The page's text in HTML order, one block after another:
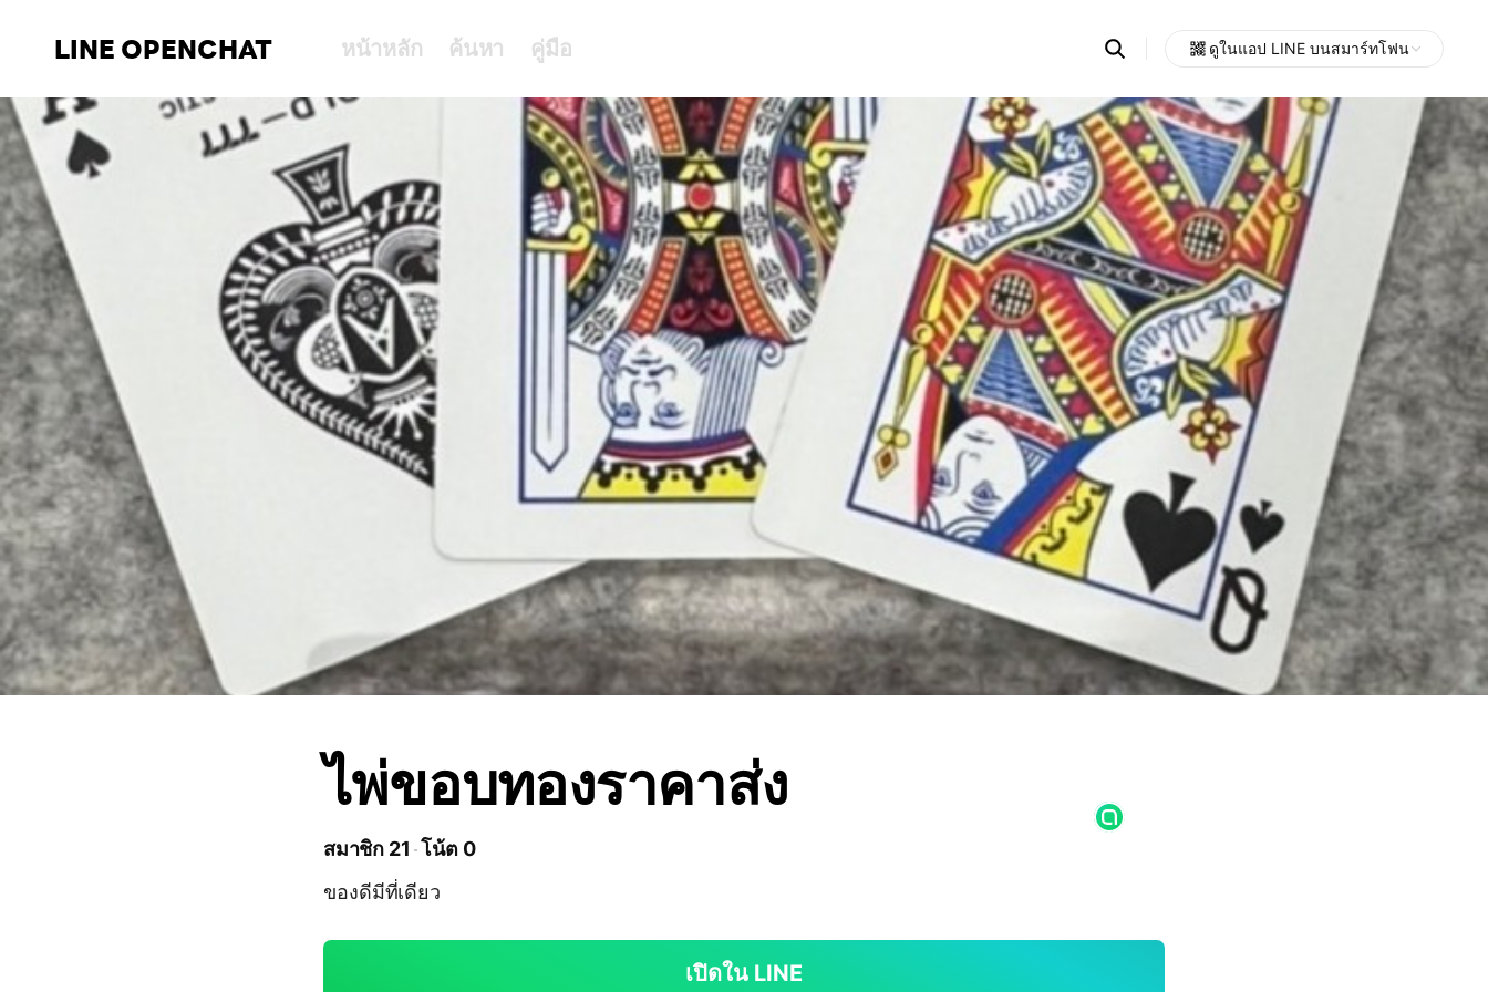
LINE OPENCHAT หน้าหลัก ค้นหา คู่มือ Search
OpenChats
messages
search
area
ดูในแอป LINE บนสมาร์ทโฟน
ไพ่ขอบทองราคาส่ง
สมาชิก 21 โน้ต 0
ของดีมีที่เดียว
เปิดใน LINE